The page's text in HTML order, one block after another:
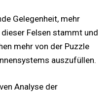
Gelegenheit, mehr
Felsen stammt und
mehr von der Puzzle
auszufüllen.
Analyse der